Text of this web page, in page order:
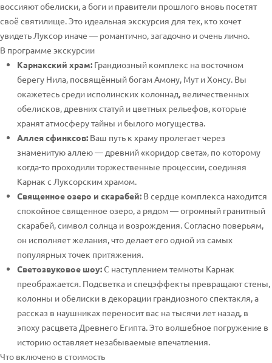
воссияют обелиски, а боги и правители прошлого вновь посетят
своё святилище. Это идеальная экскурсия для тех, кто хочет
увидеть Луксор иначе — романтично, загадочно и очень лично.
В программе экскурсии
Карнакский храм: Грандиозный комплекс на восточном
берегу Нила, посвящённый богам Амону, Мут и Хонсу. Вы
окажетесь среди исполинских колоннад, величественных
обелисков, древних статуй и цветных рельефов, которые
хранят атмосферу тайны и былого могущества.
Аллея сфинксов: Ваш путь к храму пролегает через
знаменитую аллею — древний «коридор света», по которому
когда-то проходили торжественные процессии, соединяя
Карнак с Луксорским храмом.
Священное озеро и скарабей: В сердце комплекса находится
спокойное священное озеро, а рядом — огромный гранитный
скарабей, символ солнца и возрождения. Согласно поверьям,
он исполняет желания, что делает его одной из самых
популярных точек притяжения.
Светозвуковое шоу:С наступлением темноты Карнак
преображается. Подсветка и спецэффекты превращают стены,
колонны и обелиски в декорации грандиозного спектакля, а
рассказ в наушниках переносит вас на тысячи лет назад, в
эпоху расцвета Древнего Египта. Это волшебное погружение в
историю оставляет незабываемые впечатления.
Что включено в стоимость